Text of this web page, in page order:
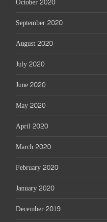
September 2020
August 2020
July 2020
June 2020
May 2020
April 2020
March 2020
February 2020
January 2020
December 2019